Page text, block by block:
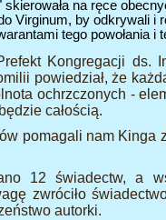
na ręce
Virginum, by odkrywali i
tego powołania i
Kongregacji ds.
powiedział, że
ochrzczonych -
całością.
pomagali nam Kinga
12 świadectw, a
zwróciło
autorki.